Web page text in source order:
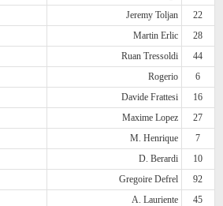
Jeremy Toljan
22
Martin Erlic
28
Ruan Tressoldi
44
Rogerio
6
Davide Frattesi
16
Maxime Lopez
27
M. Henrique
7
D. Berardi
10
Gregoire Defrel
92
A. Lauriente 45